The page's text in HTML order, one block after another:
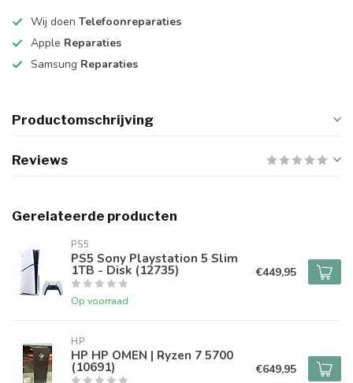
Wij doen Telefoonreparaties
Apple Reparaties
Samsung Reparaties
Productomschrijving
Reviews
Gerelateerde producten
PS5
PS5 Sony Playstation 5 Slim
1TB - Disk (12735)
Op voorraad
€449,95
HP
HP HP OMEN | Ryzen 7 5700
(10691) €649,95